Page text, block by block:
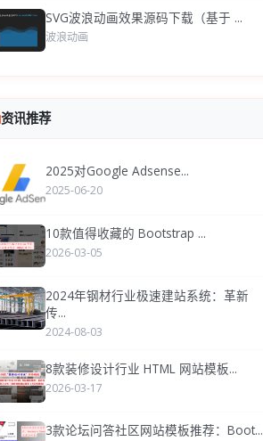
SVG波浪动画效果源码下载（基于 ...
波浪动画
资讯推荐
2025对Google Adsense...
2025-06-20
10款值得收藏的 Bootstrap ...
2026-03-05
2024年钢材行业极速建站系统：革新
传...
2024-08-03
8款装修设计行业 HTML 网站模板...
2026-03-17
3款论坛问答社区网站模板推荐：Boot...